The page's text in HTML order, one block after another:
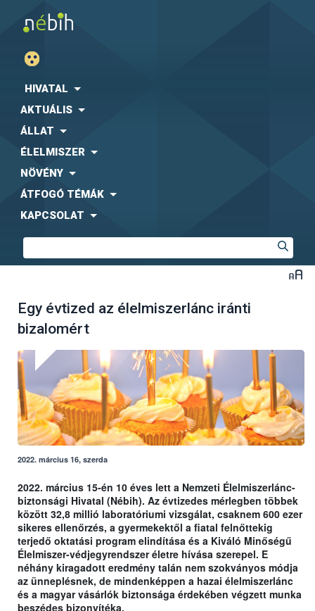
HIVATAL
AKTUÁLIS
ÁLLAT
ÉLELMISZER
NÖVÉNY
ÁTFOGÓ TÉMÁK
KAPCSOLAT
Egy évtized az élelmiszerlánc iránti
bizalomért
2022. március 16, szerda
2022. március 15-én 10 éves lett a Nemzeti Élelmiszerlánc-
biztonsági Hivatal (Nébih). Az évtizedes mérlegben többek
között 32,8 millió laboratóriumi vizsgálat, csaknem 600 ezer
sikeres ellenőrzés, a gyermekektől a fiatal felnőttekig
terjedő oktatási program elindítása és a Kiváló Minőségű
Élelmiszer-védjegyrendszer életre hívása szerepel. E
néhány kiragadott eredmény talán nem szokványos módja
az ünneplésnek, de mindenképpen a hazai élelmiszerlánc
és a magyar vásárlók biztonsága érdekében végzett munka
beszédes bizonyítéka.